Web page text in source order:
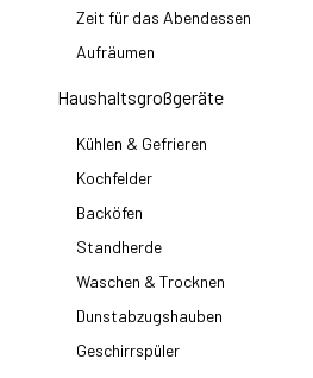
Zeit für das Abendessen
Aufräumen
Haushaltsgroßgeräte
Kühlen & Gefrieren
Kochfelder
Backöfen
Standherde
Waschen & Trocknen
Dunstabzugshauben
Geschirrspüler